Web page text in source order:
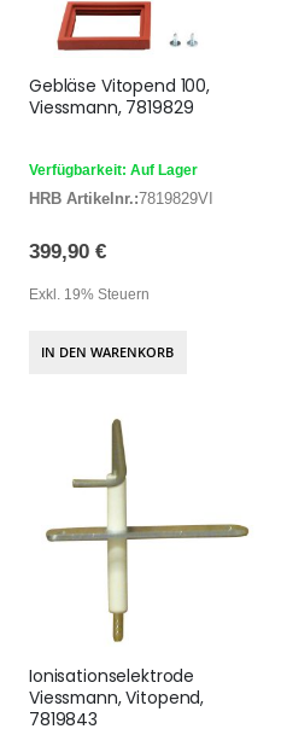
Gebläse Vitopend 100,
Viessmann, 7819829
Verfügbarkeit: Auf Lager
HRB Artikelnr.:7819829VI
399,90 €
Exkl. 19% Steuern
IN DEN WARENKORB
Ionisationselektrode
Viessmann, Vitopend,
7819843